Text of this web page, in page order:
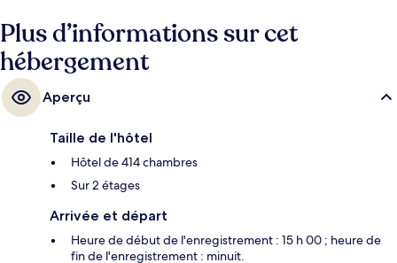
Plus d’informations sur cet
hébergement
Aperçu
Taille de l'hôtel
Hôtel de 414 chambres
Sur 2 étages
Arrivée et départ
Heure de début de l'enregistrement : 15 h 00 ; heure de
fin de l'enregistrement : minuit.